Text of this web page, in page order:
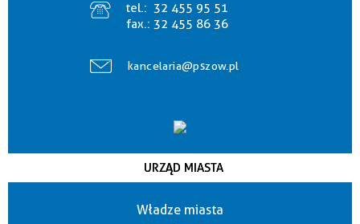
tel.: 32 455 95 51
fax.: 32 455 86 36
kancelaria@pszow.pl
URZĄD MIASTA
Władze miasta